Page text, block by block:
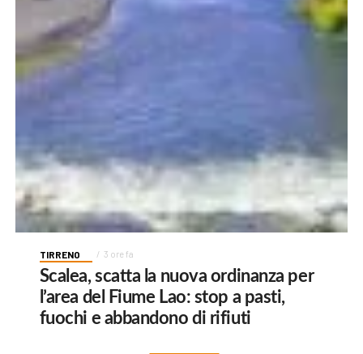
TIRRENO 3 ore fa
Scalea, scatta la nuova ordinanza per
l’area del Fiume Lao: stop a pasti,
fuochi e abbandono di rifiuti